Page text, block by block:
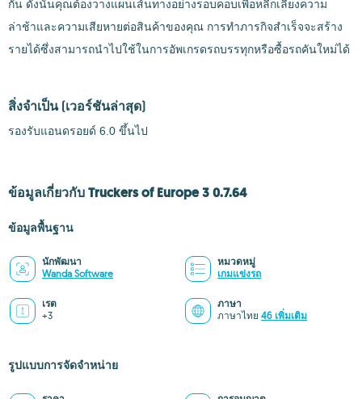
กัน ดังนั้นคุณต้องวางแผนเส้นทางอย่างรอบคอบเพื่อหลีกเลี่ยงความ
ล่าช้าและความเสียหายต่อสินค้าของคุณ การทำภารกิจสำเร็จจะสร้าง
รายได้ซึ่งสามารถนำไปใช้ในการอัพเกรดรถบรรทุกหรือซื้อรถคันใหม่ได้
สิ่งจำเป็น (เวอร์ชันล่าสุด)
รองรับแอนดรอยด์ 6.0 ขึ้นไป
ข้อมูลเกี่ยวกับ Truckers of Europe 3 0.7.64
ข้อมูลพื้นฐาน
นักพัฒนา
Wanda Software
หมวดหมู่
เกมแข่งรถ
เรต
+3
ภาษา
ภาษาไทย 46 เพิ่มเติม
รูปแบบการจัดจำหน่าย